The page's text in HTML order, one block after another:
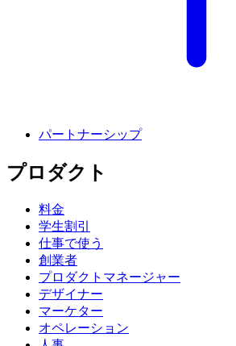
パートナーシップ
プロダクト
料金
学生割引
仕事で使う
創業者
プロダクトマネージャー
デザイナー
マーケター
オペレーション